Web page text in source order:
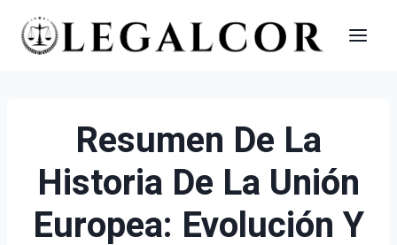
Saltar
Resumen De La
Historia De La Unión
Europea: Evolución Y